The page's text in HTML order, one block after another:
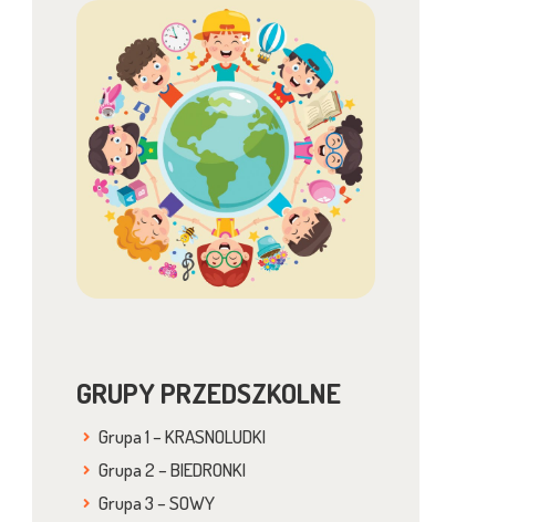
GRUPY PRZEDSZKOLNE
Grupa 1 – KRASNOLUDKI
Grupa 2 – BIEDRONKI
Grupa 3 – SOWY